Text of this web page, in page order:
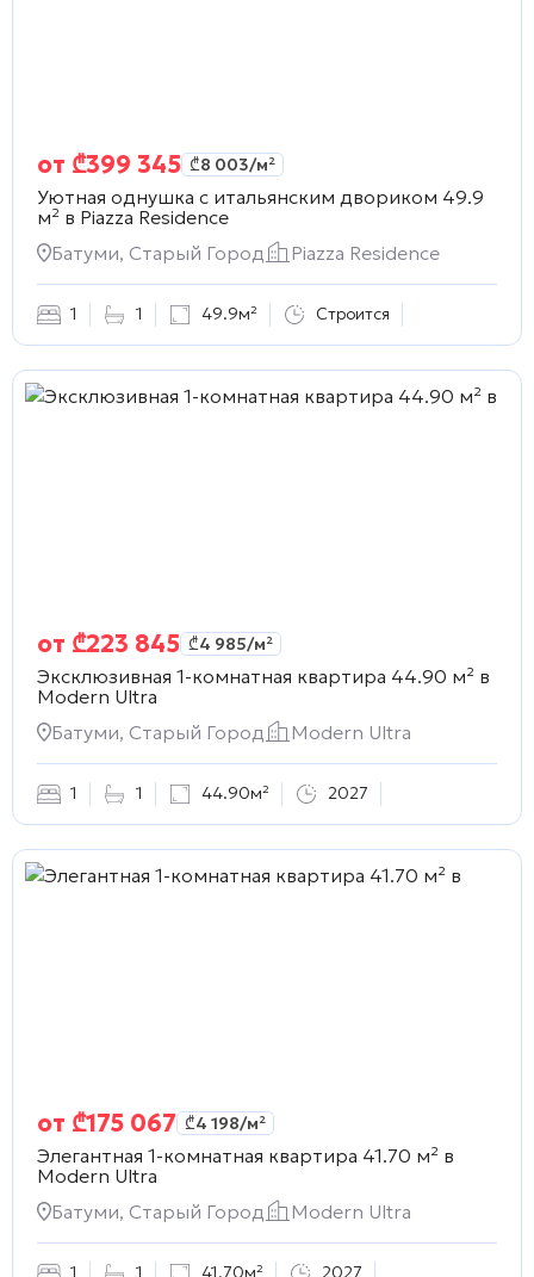
от ₾399 345 ₾8 003/м²
Уютная однушка с итальянским двориком 49.9
м² в Piazza Residence
Батуми, Старый Город
Piazza Residence
1 1 49.9м² Строится
от ₾223 845 ₾4 985/м²
Эксклюзивная 1-комнатная квартира 44.90 м² в
Modern Ultra
Батуми, Старый Город
Modern Ultra
1 1 44.90м² 2027
от ₾175 067 ₾4 198/м²
Элегантная 1-комнатная квартира 41.70 м² в
Modern Ultra
Батуми, Старый Город
Modern Ultra
1 1 41.70м² 2027